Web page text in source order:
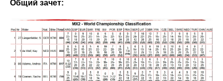
Общий зачет: